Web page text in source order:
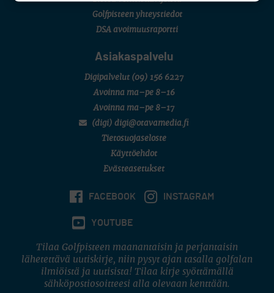
Golfpisteen yhteystiedot
DSA avoimuusraportti
Asiakaspalvelu
Digipalvelut (09) 156 6227
Avoinna ma–pe 8–16
Avoinna ma–pe 8–17
(digi) digi@otavamedia.fi
Tietosuojaseloste
Käyttöehdot
Evästeasetukset
FACEBOOK INSTAGRAM
YOUTUBE
Tilaa Golfpisteen maanantaisin ja perjantaisin
lähetettävä uutiskirje, niin pysyt ajan tasalla golfalan
ilmiöistä ja uutisista! Tilaa kirje syöttämällä
sähköpostiosoitteesi alla olevaan kenttään.